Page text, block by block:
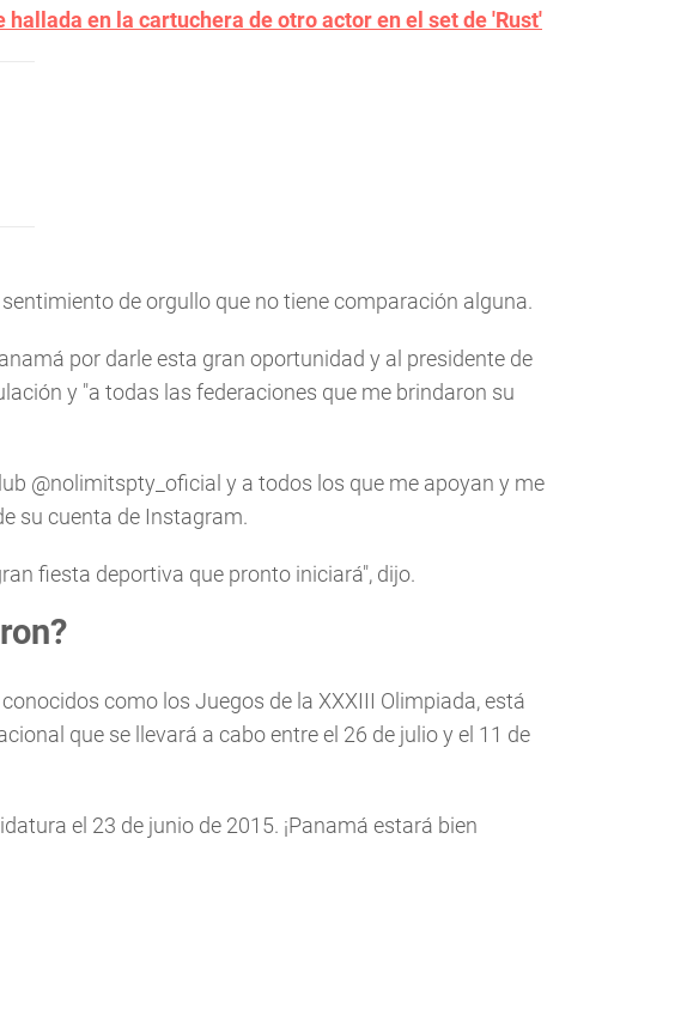
hallada en la cartuchera de otro actor en el set de 'Rust'
de orgullo que no tiene comparación alguna.
por darle esta gran oportunidad y al presidente de
y "a todas las federaciones que me brindaron su
@nolimitspty_oficial y a todos los que me apoyan y me
su cuenta de Instagram.
fiesta deportiva que pronto iniciará", dijo.
como los Juegos de la XXXIII Olimpiada, está
que se llevará a cabo entre el 26 de julio y el 11 de
el 23 de junio de 2015. ¡Panamá estará bien